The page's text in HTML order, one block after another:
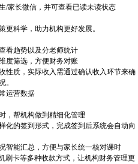
/家长微信，并可查看已读未读状态
更科学，助力机构更好发展。
看趋势以及分老师统计
度筛选，方便财务对账
性质，实际收入需通过确认收入环节来确
。
运营数据
，帮机构做到精细化管理
化的签到形式，完成签到后系统会自动向
智能汇总，方便与家长统一核对课时
刷卡等多种收款方式，让机构财务管理更